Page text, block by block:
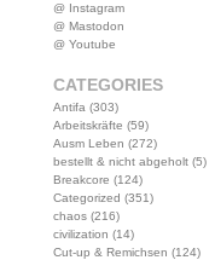
@ Instagram
@ Mastodon
@ Youtube
CATEGORIES
Antifa (303)
Arbeitskräfte (59)
Ausm Leben (272)
bestellt & nicht abgeholt(5)
Breakcore (124)
Categorized (351)
chaos(216)
civilization (14)
Cut-up & Remichsen (124)